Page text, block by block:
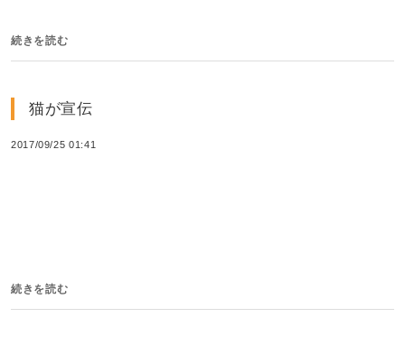
続きを読む
猫が宣伝
2017/09/25 01:41
続きを読む